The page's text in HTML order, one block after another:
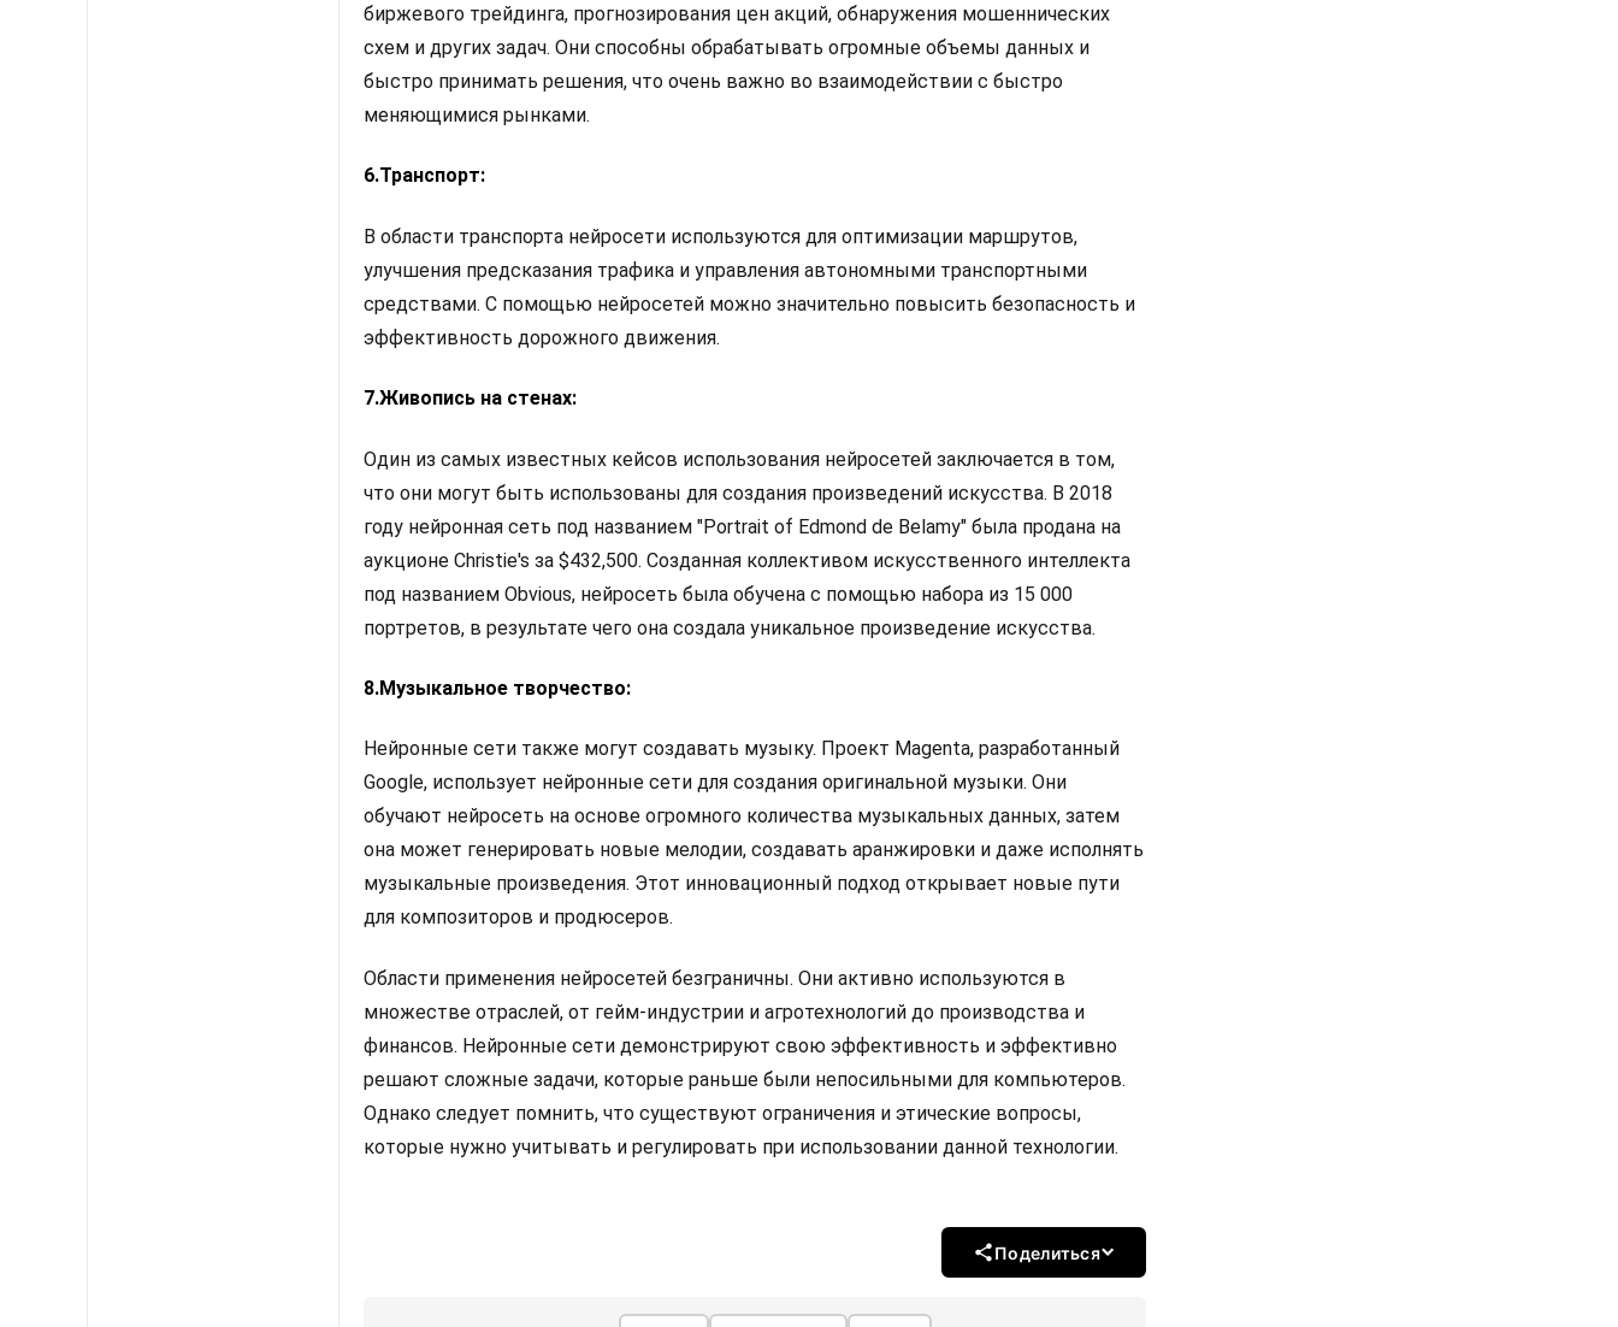
биржевого трейдинга, прогнозирования цен акций, обнаружения мошеннических
схем и других задач. Они способны обрабатывать огромные объемы данных и
быстро принимать решения, что очень важно во взаимодействии с быстро
меняющимися рынками.
6.Транспорт:
В области транспорта нейросети используются для оптимизации маршрутов,
улучшения предсказания трафика и управления автономными транспортными
средствами. С помощью нейросетей можно значительно повысить безопасность и
эффективность дорожного движения.
7.Живопись на стенах:
Один из самых известных кейсов использования нейросетей заключается в том,
что они могут быть использованы для создания произведений искусства. В 2018
году нейронная сеть под названием "Portrait of Edmond de Belamy" была продана на
аукционе Christie's за $432,500. Созданная коллективом искусственного интеллекта
под названием Obvious, нейросеть была обучена с помощью набора из 15 000
портретов, в результате чего она создала уникальное произведение искусства.
8.Музыкальное творчество:
Нейронные сети также могут создавать музыку. Проект Magenta, разработанный
Google, использует нейронные сети для создания оригинальной музыки. Они
обучают нейросеть на основе огромного количества музыкальных данных, затем
она может генерировать новые мелодии, создавать аранжировки и даже исполнять
музыкальные произведения. Этот инновационный подход открывает новые пути
для композиторов и продюсеров.
Области применения нейросетей безграничны. Они активно используются в
множестве отраслей, от гейм-индустрии и агротехнологий до производства и
финансов. Нейронные сети демонстрируют свою эффективность и эффективно
решают сложные задачи, которые раньше были непосильными для компьютеров.
Однако следует помнить, что существуют ограничения и этические вопросы,
которые нужно учитывать и регулировать при использовании данной технологии.
Поделиться